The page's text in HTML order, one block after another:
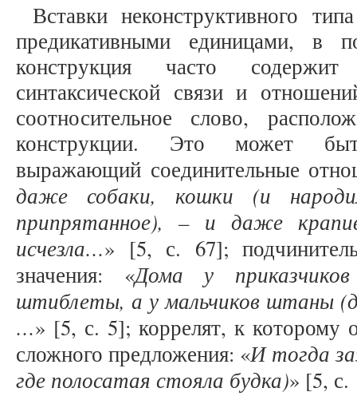
Вставки неконструктивного
предикативными единицами, в
конструкция часто содержит
синтаксической связи и
соотносительное слово,
конструкции. Это может
выражающий соединительные
даже собаки, кошки (и
припрятанное), – и даже
исчезла…» [5, с. 67];
значения: «Дома у
штиблеты, а у мальчиков штаны
…» [5, с. 5]; коррелят, к которому
сложного предложения: «И тогда
где полосатая стояла будка)» [5, с.